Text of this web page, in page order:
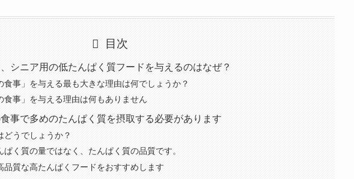
目次
シニア用の低たんぱく質フードを与えるのはなぜ？
食事」を与える最も大きな理由は何でしょうか？
食事」を与える理由は何もありません
事で多めのたんぱく質を摂取する必要があります
どうでしょうか？
ぱく質の量ではなく、たんぱく質の品質です。
品質な高たんぱくフードをおすすめします